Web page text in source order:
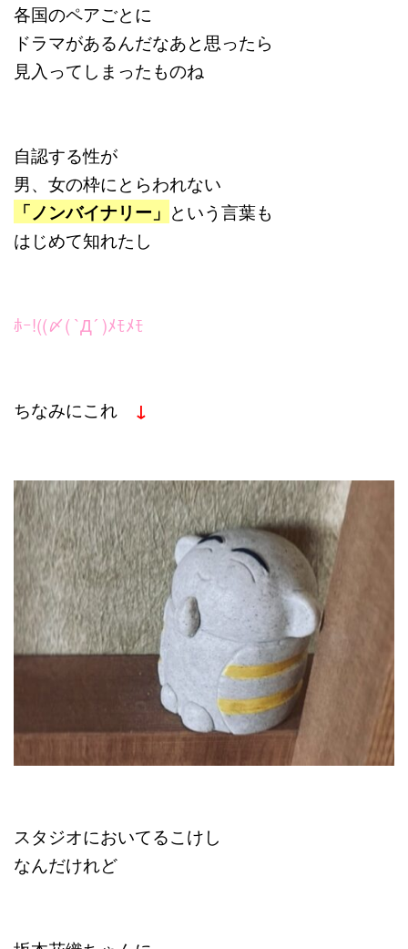
各国のペアごとに
ドラマがあるんだなあと思ったら
見入ってしまったものね
自認する性が
男、女の枠にとらわれない
「ノンバイナリー」 という言葉も
はじめて知れたし
ﾎｰ!((〆( `Д´ )ﾒﾓﾒﾓ
ちなみにこれ ↓
スタジオにおいてるこけし
なんだけれど